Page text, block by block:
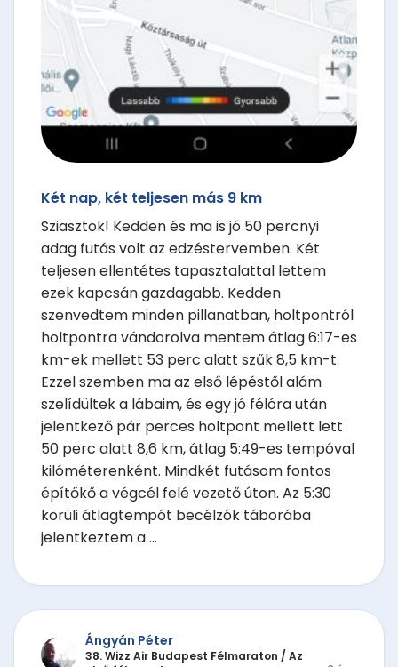
Két nap, két teljesen más 9 km
Sziasztok! Kedden és ma is jó 50 percnyi
adag futás volt az edzéstervemben. Két
teljesen ellentétes tapasztalattal lettem
ezek kapcsán gazdagabb. Kedden
szenvedtem minden pillanatban, holtpontról
holtpontra vándorolva mentem átlag 6:17-es
km-ek mellett 53 perc alatt szűk 8,5 km-t.
Ezzel szemben ma az első lépéstől alám
szelídültek a lábaim, és egy jó félóra után
jelentkező pár perces holtpont mellett lett
50 perc alatt 8,6 km, átlag 5:49-es tempóval
kilóméterenként. Mindkét futásom fontos
építőkő a végcél felé vezető úton. Az 5:30
körüli átlagtempót becélzók táborába
jelentkeztem a ...
Ángyán Péter
38. Wizz Air Budapest Félmaraton / Az